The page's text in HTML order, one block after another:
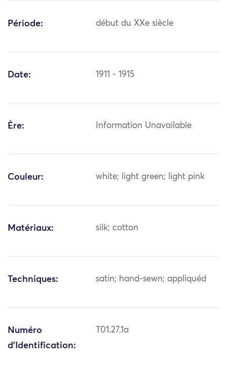
Période: début du XXe siècle
Date: 1911 - 1915
Ère: Information Unavailable
Couleur: white; light green; light pink
Matériaux: silk; cotton
Techniques: satin; hand-sewn; appliquéd
Numéro
d'Identification:
T01.27.1a